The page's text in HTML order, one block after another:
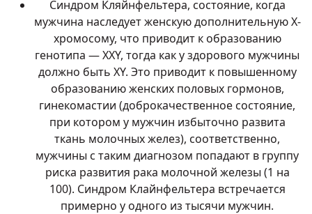
Синдром Кляйнфельтера, состояние, когда
мужчина наследует женскую дополнительную X-
хромосому, что приводит к образованию
генотипа — XXY, тогда как у здорового мужчины
должно быть XY. Это приводит к повышенному
образованию женских половых гормонов,
гинекомастии (доброкачественное состояние,
при котором у мужчин избыточно развита
ткань молочных желез), соответственно,
мужчины с таким диагнозом попадают в группу
риска развития рака молочной железы (1 на
100). Синдром Клайнфельтера встречается
примерно у одного из тысячи мужчин.